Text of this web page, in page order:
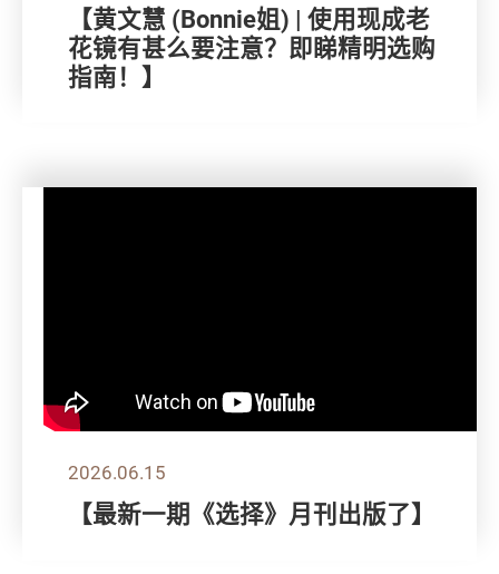
【黄文慧 (Bonnie姐) | 使用现成老
花镜有甚么要注意？即睇精明选购
指南！】
2026.06.15
【最新一期《选择》月刊出版了】